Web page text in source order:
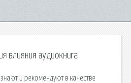
влияния аудиокнига
и рекомендуют в качестве